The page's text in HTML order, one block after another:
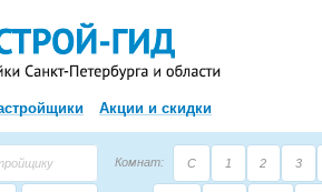
Акции и скидки
Комнат: С 1 2 3